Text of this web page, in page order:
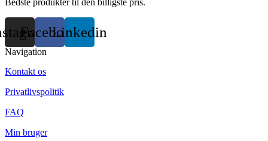
FacebookLinkedin
Navigation
Kontakt os
Privatlivspolitik
FAQ
Min bruger